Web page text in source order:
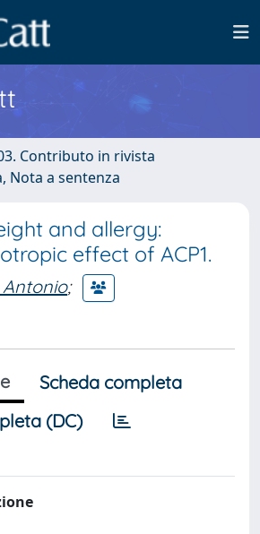
Contributo in rivista
Nota a sentenza
and allergy:
effect of ACP1.
Antonio;
Scheda completa
(DC)